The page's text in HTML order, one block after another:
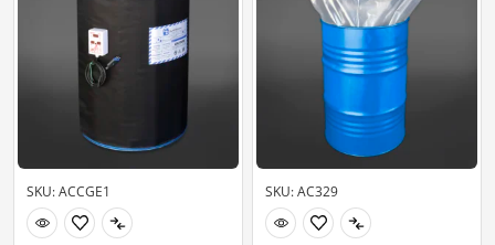
SKU: ACCGE1 SKU: AC329